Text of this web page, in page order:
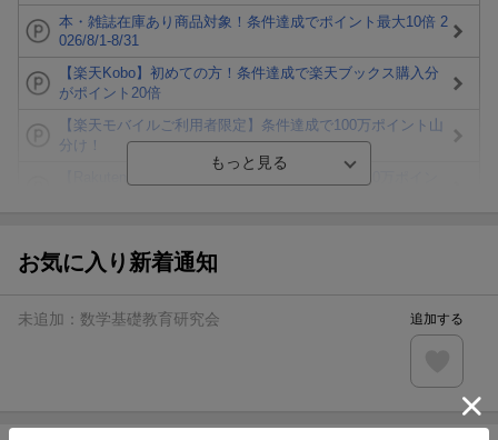
本・雑誌在庫あり商品対象！条件達成でポイント最大10倍 2
026/8/1-8/31
【楽天Kobo】初めての方！条件達成で楽天ブックス購入分
がポイント20倍
【楽天モバイルご利用者限定】条件達成で100万ポイント山
分け！
が当たる！
楽天モバイル紹介キャンペーンの拡散で300円OFFクーポン
条件達成で楽天限定・宝塚歌劇 宙組貸切公演ペアチケット
お気に入り新着通知
未追加： 数学基礎教育研究会 追加する